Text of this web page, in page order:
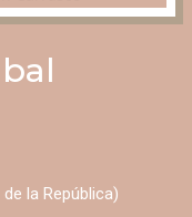
la República)